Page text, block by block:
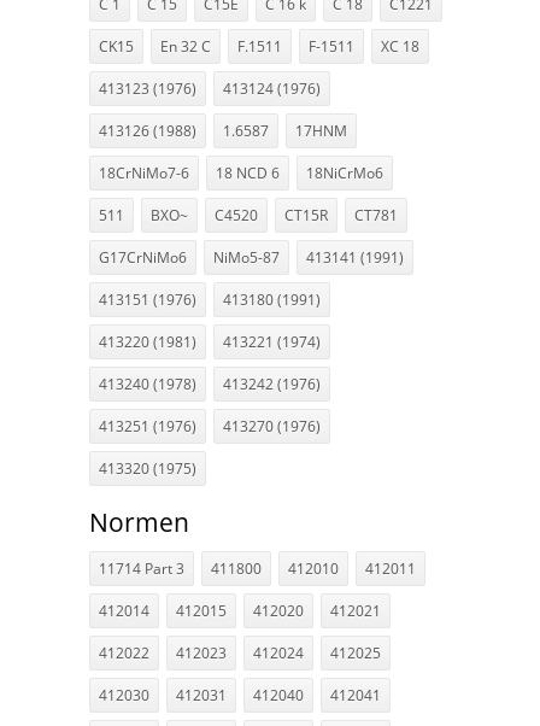
C 1 C 15 C15E C 16 k C 18 C1221
CK15 En 32 C F.1511 F-1511 XC 18
413123 (1976) 413124 (1976)
413126 (1988) 1.6587 17HNM
18CrNiMo7-6 18 NCD 6 18NiCrMo6
511 BXO~ C4520 CT15R CT781
G17CrNiMo6 NiMo5-87 413141 (1991)
413151 (1976) 413180 (1991)
413220 (1981) 413221 (1974)
413240 (1978) 413242 (1976)
413251 (1976) 413270 (1976)
413320 (1975)
Normen
11714 Part 3 411800 412010 412011
412014 412015 412020 412021
412022 412023 412024 412025
412030 412031 412040 412041